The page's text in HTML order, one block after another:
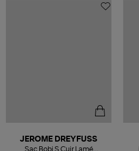
JEROME DREYFUSS
Sac Bobi S Cuir Lamé